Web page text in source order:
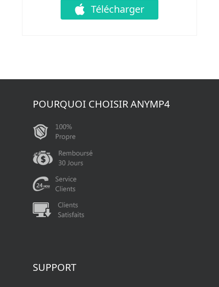
Télécharger
POURQUOI CHOISIR ANYMP4
SUPPORT